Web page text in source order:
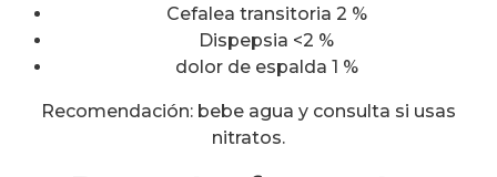
Cefalea transitoria 2 %
Dispepsia <2 %
dolor de espalda 1 %
Recomendación: bebe agua y consulta si usas
nitratos.